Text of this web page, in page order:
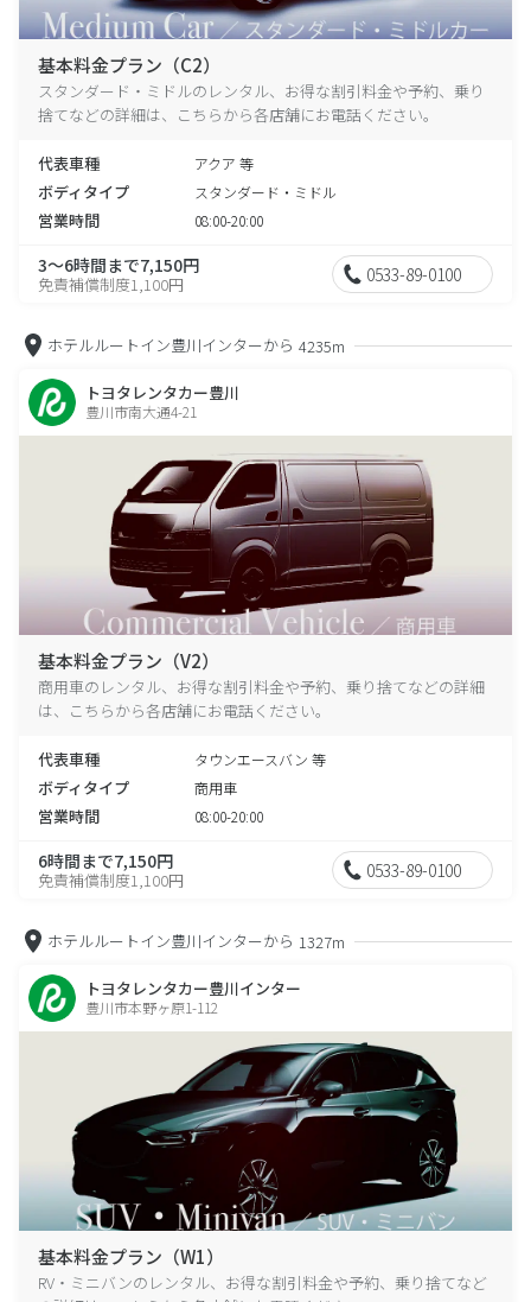
基本料金プラン（C2）
スタンダード・ミドルのレンタル、お得な割引料金や予約、乗り
捨てなどの詳細は、こちらから各店舗にお電話ください。
代表車種 アクア 等
ボディタイプ スタンダード・ミドル
営業時間 08:00-20:00
3～6時間まで7,150円
免責補償制度1,100円 0533-89-0100
ホテルルートイン豊川インターから 4235m
トヨタレンタカー豊川
豊川市南大通4-21
基本料金プラン（V2）
商用車のレンタル、お得な割引料金や予約、乗り捨てなどの詳細
は、こちらから各店舗にお電話ください。
代表車種 タウンエースバン 等
ボディタイプ 商用車
営業時間 08:00-20:00
6時間まで7,150円
免責補償制度1,100円 0533-89-0100
ホテルルートイン豊川インターから 1327m
トヨタレンタカー豊川インター
豊川市本野ヶ原1-112
基本料金プラン（W1）
RV・ミニバンのレンタル、お得な割引料金や予約、乗り捨てなど